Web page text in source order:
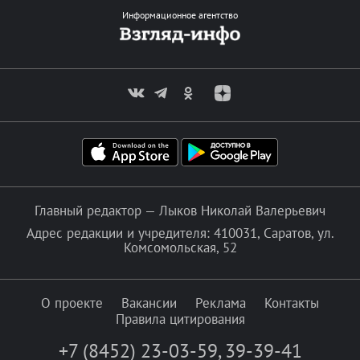
Информационное агентство
Главный редактор — Лыков Николай Валерьевич
Адрес редакции и учредителя: 410031, Саратов, ул.
Комсомольская, 52
О проекте Вакансии Реклама
Контакты
Правила цитирования
+7 (8452) 23-03-59, 39-39-41